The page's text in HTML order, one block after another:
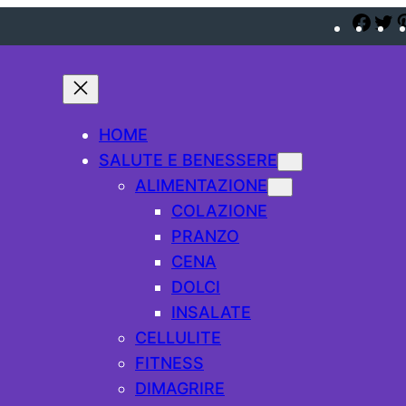
HOME
SALUTE E BENESSERE
ALIMENTAZIONE
COLAZIONE
PRANZO
CENA
DOLCI
INSALATE
CELLULITE
FITNESS
DIMAGRIRE